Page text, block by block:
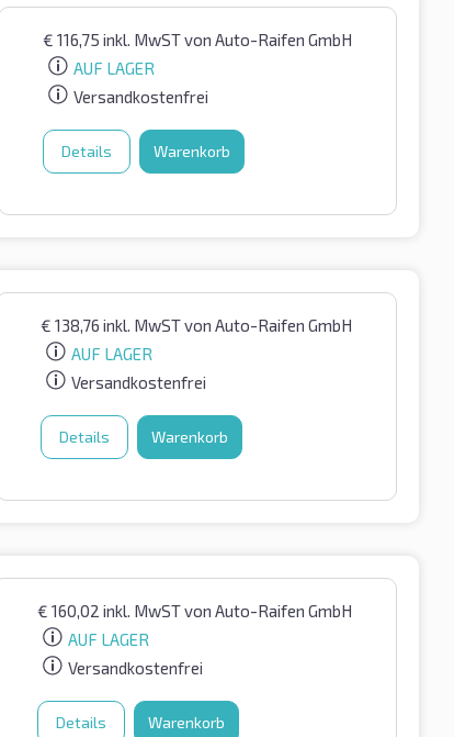
€ 116,75 inkl. MwSTvon Auto-Raifen GmbH
AUF LAGER
Versandkostenfrei
Details Warenkorb
€ 138,76 inkl. MwSTvon Auto-Raifen GmbH
AUF LAGER
Versandkostenfrei
Details Warenkorb
€ 160,02 inkl. MwSTvon Auto-Raifen GmbH
AUF LAGER
Versandkostenfrei
Details Warenkorb